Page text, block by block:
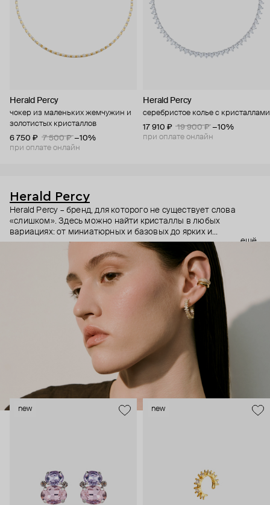
Herald Percy
чокер из маленьких жемчужин и
золотистых кристаллов
6 750 ₽
7 500 ₽ −10%
при оплате онлайн
Herald Percy
серебристое колье с кристаллами
17 910 ₽
19 900 ₽ −10%
при оплате онлайн
Herald Percy
Herald Percy – бренд, для которого не существует слова
«слишком». Здесь можно найти кристаллы в любых
вариациях: от миниатюрных и базовых до ярких и
массивных, которые сразу становятся главным элементом
образа. Героиня бренда – девушка из мегаполиса, которой
нужно как минимум 25 часов в сутках, чтобы все успеть, и
внушительный арсенал украшений, чтобы, поменяв серьги,
поехать на вечеринку сразу из офиса.
ещё
new new